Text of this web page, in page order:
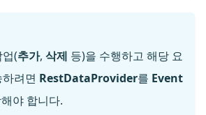
(추가, 삭제 등)을 수행하고 해당 요
려면 RestDataProvider를 Event
야 합니다.